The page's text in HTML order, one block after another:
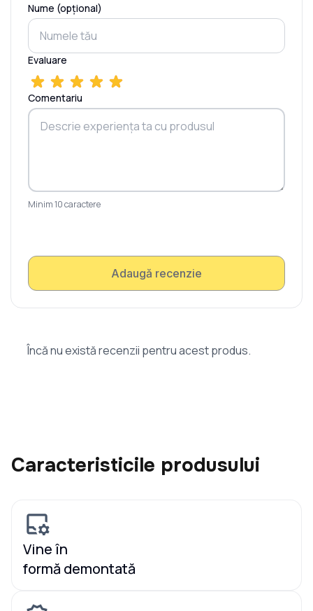
Nume (opțional)
Evaluare
Comentariu
Minim 10 caractere
Adaugă recenzie
Încă nu există recenzii pentru acest produs.
Caracteristicile produsului
Vine în
formă demontată